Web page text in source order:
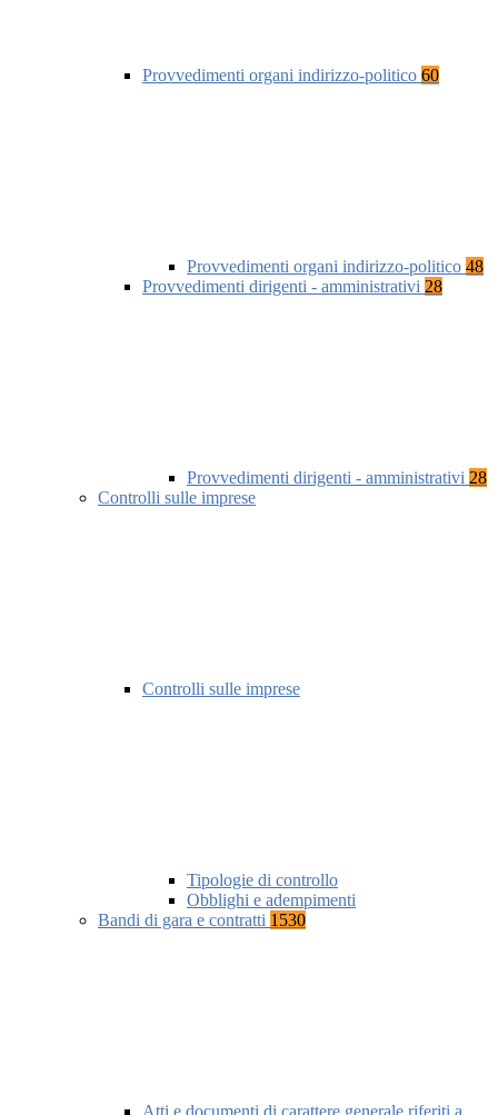
Provvedimenti organi indirizzo-politico 60
Provvedimenti organi indirizzo-politico 48
Provvedimenti dirigenti - amministrativi 28
Provvedimenti dirigenti - amministrativi 28
Controlli sulle imprese
Controlli sulle imprese
Tipologie di controllo
Obblighi e adempimenti
Bandi di gara e contratti 1530